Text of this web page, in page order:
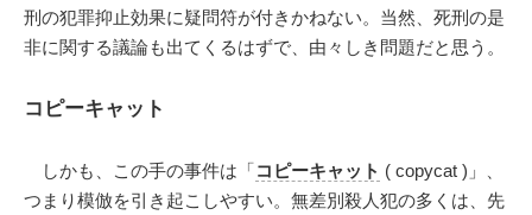
刑の犯罪抑止効果に疑問符が付きかねない。当然、死刑の是
非に関する議論も出てくるはずで、由々しき問題だと思う。
コピーキャット
しかも、この手の事件は「コピーキャット ( copycat )」、
つまり模倣を引き起こしやすい。無差別殺人犯の多くは、先